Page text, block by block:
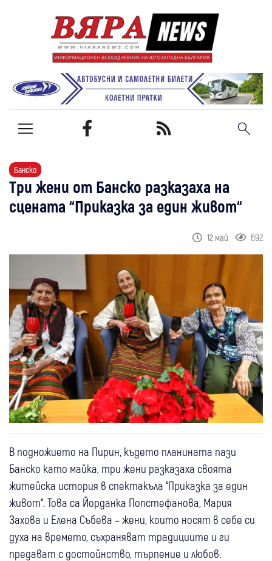
Банско
Три жени от Банско разказаха на
сцената “Приказка за един живот“
12 май 692
В подножието на Пирин, където планината пази
Банско като майка, три жени разказаха своята
житейска история в спектакъла “Приказка за един
живот“. Това са Йорданка Попстефанова, Мария
Захова и Елена Събева – жени, които носят в себе си
духа на времето, съхраняват традициите и ги
предават с достойнство, търпение и любов.